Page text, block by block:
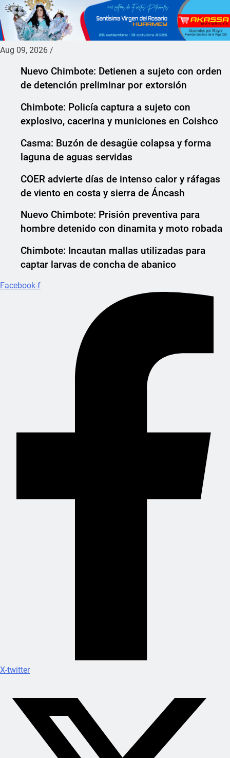
Aug 09, 2026 /
Nuevo Chimbote: Detienen a sujeto con orden
de detención preliminar por extorsión
Chimbote: Policía captura a sujeto con
explosivo, cacerina y municiones en Coishco
Casma: Buzón de desagüe colapsa y forma
laguna de aguas servidas
COER advierte días de intenso calor y ráfagas
de viento en costa y sierra de Áncash
Nuevo Chimbote: Prisión preventiva para
hombre detenido con dinamita y moto robada
Chimbote: Incautan mallas utilizadas para
captar larvas de concha de abanico
Facebook-f
X-twitter